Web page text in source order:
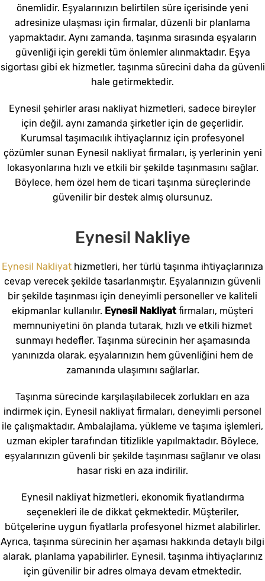
önemlidir. Eşyalarınızın belirtilen süre içerisinde yeni
adresinize ulaşması için firmalar, düzenli bir planlama
yapmaktadır. Aynı zamanda, taşınma sırasında eşyaların
güvenliği için gerekli tüm önlemler alınmaktadır. Eşya
sigortası gibi ek hizmetler, taşınma sürecini daha da güvenli
hale getirmektedir.
Eynesil şehirler arası nakliyat hizmetleri, sadece bireyler
için değil, aynı zamanda şirketler için de geçerlidir.
Kurumsal taşımacılık ihtiyaçlarınız için profesyonel
çözümler sunan Eynesil nakliyat firmaları, iş yerlerinin yeni
lokasyonlarına hızlı ve etkili bir şekilde taşınmasını sağlar.
Böylece, hem özel hem de ticari taşınma süreçlerinde
güvenilir bir destek almış olursunuz.
Eynesil Nakliye
Eynesil Nakliyat hizmetleri, her türlü taşınma ihtiyaçlarınıza
cevap verecek şekilde tasarlanmıştır. Eşyalarınızın güvenli
bir şekilde taşınması için deneyimli personeller ve kaliteli
ekipmanlar kullanılır. Eynesil Nakliyatfirmaları, müşteri
memnuniyetini ön planda tutarak, hızlı ve etkili hizmet
sunmayı hedefler. Taşınma sürecinin her aşamasında
yanınızda olarak, eşyalarınızın hem güvenliğini hem de
zamanında ulaşımını sağlarlar.
Taşınma sürecinde karşılaşılabilecek zorlukları en aza
indirmek için, Eynesil nakliyat firmaları, deneyimli personel
ile çalışmaktadır. Ambalajlama, yükleme ve taşıma işlemleri,
uzman ekipler tarafından titizlikle yapılmaktadır. Böylece,
eşyalarınızın güvenli bir şekilde taşınması sağlanır ve olası
hasar riski en aza indirilir.
Eynesil nakliyat hizmetleri, ekonomik fiyatlandırma
seçenekleri ile de dikkat çekmektedir. Müşteriler,
bütçelerine uygun fiyatlarla profesyonel hizmet alabilirler.
Ayrıca, taşınma sürecinin her aşaması hakkında detaylı bilgi
alarak, planlama yapabilirler. Eynesil, taşınma ihtiyaçlarınız
için güvenilir bir adres olmaya devam etmektedir.